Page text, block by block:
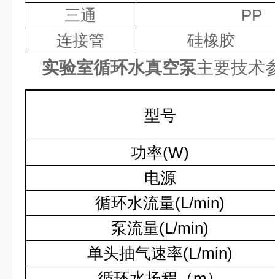
三通
PP
连接管
硅橡胶
实验室循环水真空泵主要技术
型号
功率(W)
电源
循环水流量(L/min)
泵流量(L/min)
单头抽气速率(L/min)